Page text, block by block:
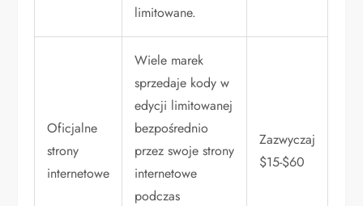
limitowane.
Oficjalne
strony
internetowe
Wiele marek
sprzedaje kody w
edycji limitowanej
bezpośrednio
przez swoje strony
internetowe
podczas
Zazwyczaj
$15-$60